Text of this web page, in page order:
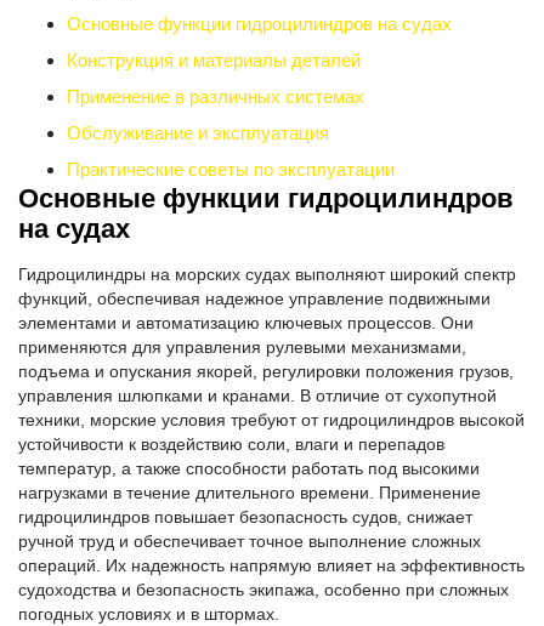
Основные функции гидроцилиндров на судах
Конструкция и материалы деталей
Применение в различных системах
Обслуживание и эксплуатация
Практические советы по эксплуатации
Основные функции гидроцилиндров
на судах
Гидроцилиндры на морских судах выполняют широкий спектр
функций, обеспечивая надежное управление подвижными
элементами и автоматизацию ключевых процессов. Они
применяются для управления рулевыми механизмами,
подъема и опускания якорей, регулировки положения грузов,
управления шлюпками и кранами. В отличие от сухопутной
техники, морские условия требуют от гидроцилиндров высокой
устойчивости к воздействию соли, влаги и перепадов
температур, а также способности работать под высокими
нагрузками в течение длительного времени. Применение
гидроцилиндров повышает безопасность судов, снижает
ручной труд и обеспечивает точное выполнение сложных
операций. Их надежность напрямую влияет на эффективность
судоходства и безопасность экипажа, особенно при сложных
погодных условиях и в штормах.